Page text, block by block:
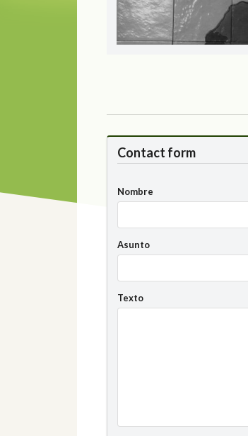
Contact form
Nombre
Asunto
Texto